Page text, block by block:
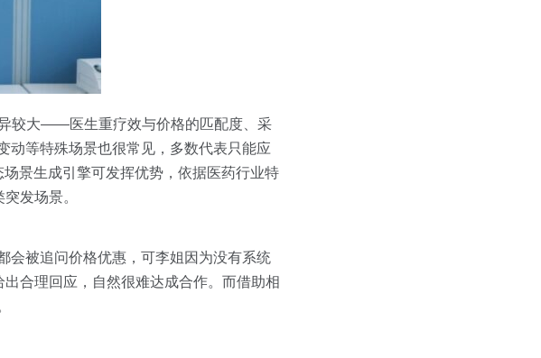
较大——医生重疗效与价格的匹配度、采
动等特殊场景也很常见，多数代表只能应
景生成引擎可发挥优势，依据医药行业特
发场景。
会被追问价格优惠，可李姐因为没有系统
合理回应，自然很难达成合作。而借助相